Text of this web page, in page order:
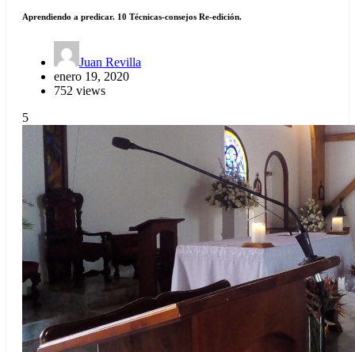
Aprendiendo a predicar. 10 Técnicas-consejos Re-edición.
Juan Revilla
enero 19, 2020
752 views
5